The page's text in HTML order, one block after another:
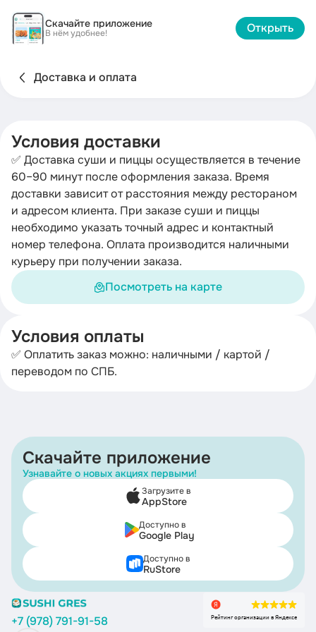
Скачайте приложение
В нём удобнее! Открыть
Доставка и оплата
Условия доставки
✅ Доставка суши и пиццы осуществляется в течение
60–90 минут после оформления заказа. Время
доставки зависит от расстояния между рестораном
и адресом клиента. При заказе суши и пиццы
необходимо указать точный адрес и контактный
номер телефона. Оплата производится наличными
курьеру при получении заказа.
Посмотреть на карте
Условия оплаты
✅ Оплатить заказ можно: наличными / картой /
переводом по СПБ.
Скачайте приложение
Узнавайте о новых акциях первыми!
Загрузите в
AppStore
Доступно в
Google Play
Доступно в
RuStore
+7 (978) 791-91-58 Рейтинг организации в Яндексе